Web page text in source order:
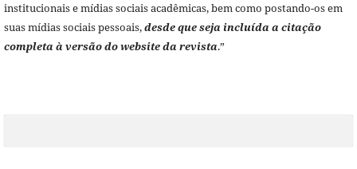
institucionais e mídias sociais acadêmicas, bem como postando-os em
suas mídias sociais pessoais,desde que seja incluída a citação
completa à versão do website da revista.”